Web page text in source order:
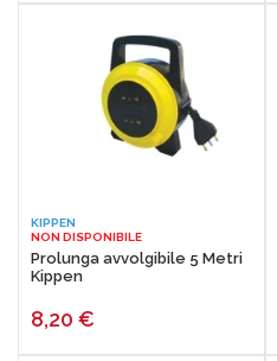
KIPPEN
NON DISPONIBILE
Prolunga avvolgibile 5 Metri
Kippen
8,20 €